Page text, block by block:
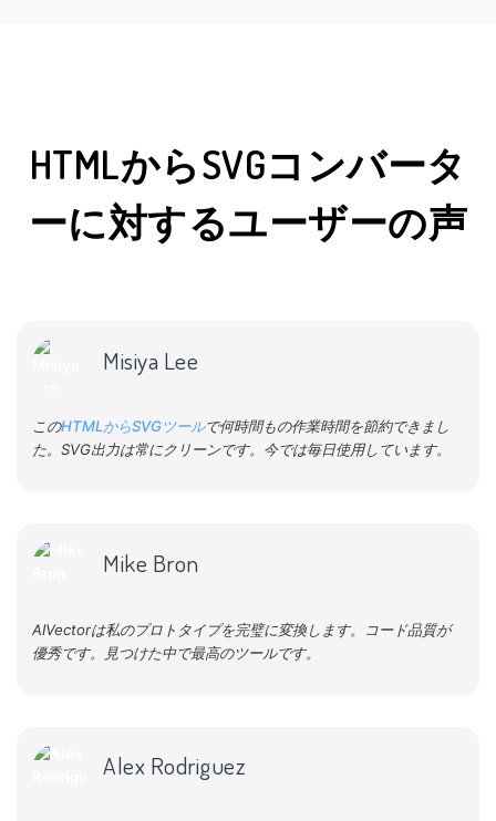
HTMLからSVGコンバータ
ーに対するユーザーの声
Misiya Lee
このHTMLからSVGツールで何時間もの作業時間を節約できまし
た。SVG出力は常にクリーンです。今では毎日使用しています。
Mike Bron
AIVectorは私のプロトタイプを完璧に変換します。コード品質が
優秀です。見つけた中で最高のツールです。
Alex Rodriguez